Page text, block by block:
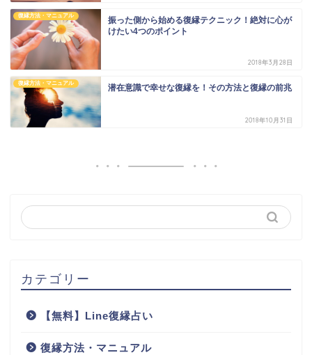
復縁方法・マニュアル
振った側から始める復縁テクニック！絶対に心が
けたい4つのポイント
2018年3月28日
復縁方法・マニュアル 潜在意識で幸せな復縁を！その方法と復縁の前兆
2018年10月31日
カテゴリー
【無料】Line復縁占い
復縁方法・マニュアル